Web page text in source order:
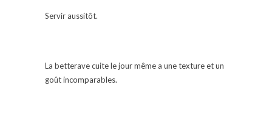
Servir aussitôt.
La betterave cuite le jour même a une texture et un
goût incomparables.